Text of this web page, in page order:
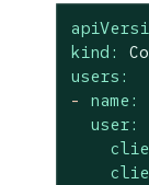
kind:
users:
-
name:
user: